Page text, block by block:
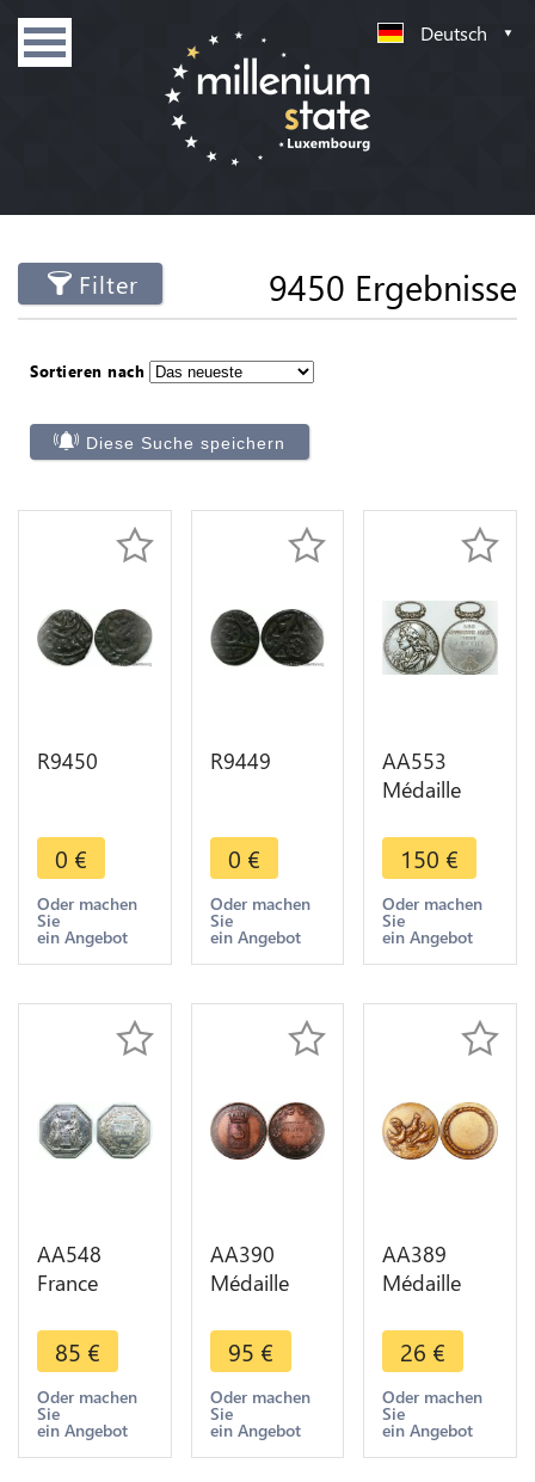
Deutsch
Filter 9450 Ergebnisse
Sortieren nach
Diese Suche speichern
R9450
0 €
Oder machen
Sie
ein Angebot
R9449
0 €
Oder machen
Sie
ein Angebot
AA553
Médaille
Poquelin
Poète
Comédien
Jeudistes
1888
150 €
Oder machen
Sie
ein Angebot
AA548
France
Consulat
Banque de
France
Napoléon I
An VIII Paris
85 €
Oder machen
Sie
ein Angebot
AA390
Médaille
Louis XIV
Roi Soleil
1638 St
Germain en
Laye 1888
95 €
Oder machen
Sie
ein Angebot
AA389
Médaille
Rooster
Chicken -
>Make
offer
26 €
Oder machen
Sie
ein Angebot